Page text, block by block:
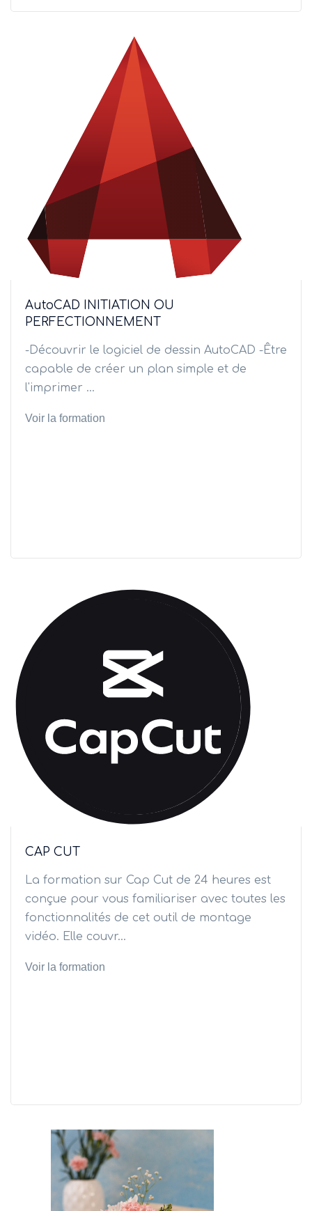
AutoCAD INITIATION OU
PERFECTIONNEMENT
-Découvrir le logiciel de dessin AutoCAD -Être
capable de créer un plan simple et de
l'imprimer ...
Voir la formation
CAP CUT
La formation sur Cap Cut de 24 heures est
conçue pour vous familiariser avec toutes les
fonctionnalités de cet outil de montage
vidéo. Elle couvr...
Voir la formation